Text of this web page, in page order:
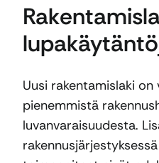
Uusi rakentamislaki
pienemmistä
luvanvaraisuudesta.